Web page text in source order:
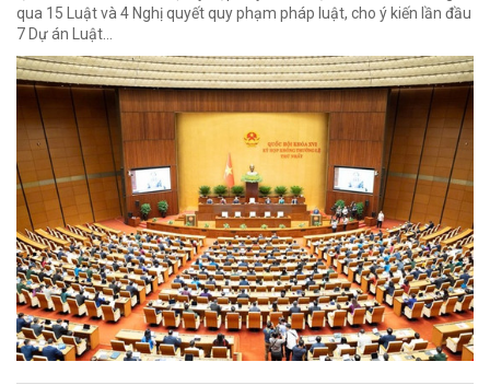
qua 15 Luật và 4 Nghị quyết quy phạm pháp luật, cho ý kiến lần đầu
7 Dự án Luật…